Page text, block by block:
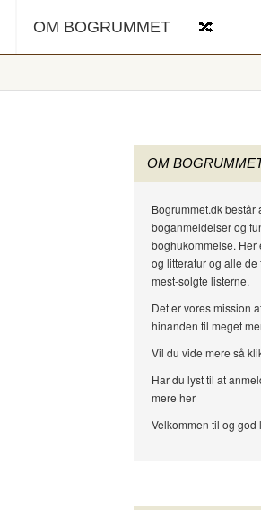
OM BOGRUMMET
OM
Bogrummet.dk
boganmeldelser og
boghukommelse. Her
og litteratur og alle
mest-solgte listerne.
Det er vores mission
hinanden til meget
Vil du vide mere så
Har du lyst til at
mere her
Velkommen til og